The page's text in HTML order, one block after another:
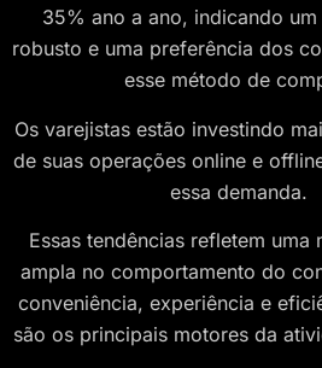
35% ano a ano, indicando
robusto e uma preferência dos
esse método de
Os varejistas estão investindo
de suas operações online e
essa demanda.
Essas tendências refletem uma
ampla no comportamento do
conveniência, experiência e
são os principais motores da